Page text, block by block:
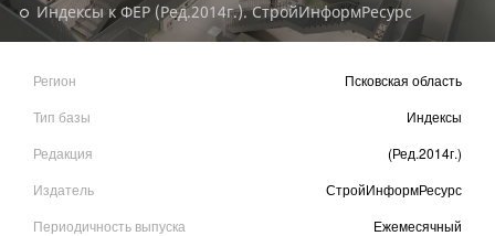
Индексы к ФЕР (Ред.2014г.). СтройИнформРесурс
Регион
Псковская область
Тип базы
Индексы
Редакция
(Ред.2014г.)
Издатель
СтройИнформРесурс
Периодичность выпуска
Ежемесячный